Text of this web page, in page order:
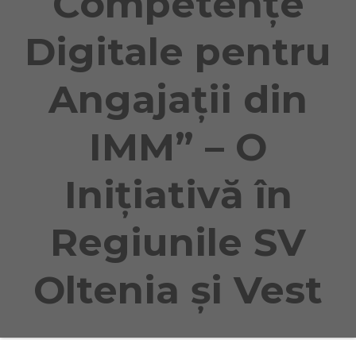
Digitale pentru
Angajații din
IMM” – O
Inițiativă în
Regiunile SV
Oltenia și Vest